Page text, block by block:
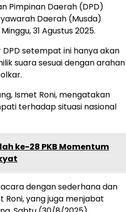
Pimpinan Daerah (DPD)
Daerah (Musda)
31 Agustus 2025.
setempat ini hanya akan
suara sesuai dengan arahan
Ismet Roni, mengatakan
terhadap situasi nasional
ke-28 PKB Momentum
dengan sederhana dan
Roni, yang juga menjabat